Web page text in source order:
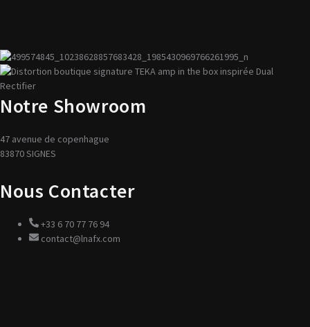
Notre Showroom
47 avenue de copenhague
83870 SIGNES
Nous Contacter
+33 6 70 77 76 94
contact@lnafx.com